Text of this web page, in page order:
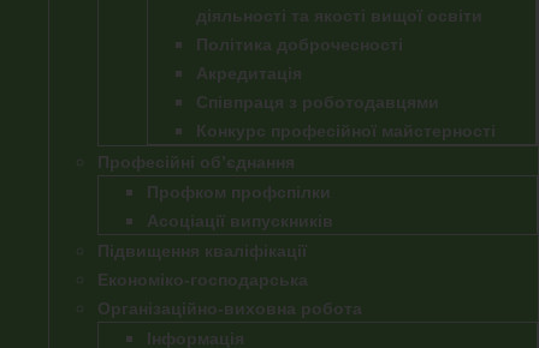
діяльності та якості вищої освіти
Політика доброчесності
Акредитація
Співпраця з роботодавцями
Конкурс професійної майстерності
Професійні об’єднання
Профком профспілки
Асоціації випускників
Підвищення кваліфікації
Економіко-господарська
Організаційно-виховна робота
Інформація